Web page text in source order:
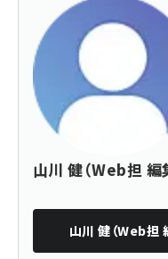
山川 健（Web担 編
山川 健（Web担